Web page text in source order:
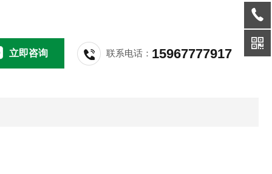
立即咨询 联系电话： 15967777917